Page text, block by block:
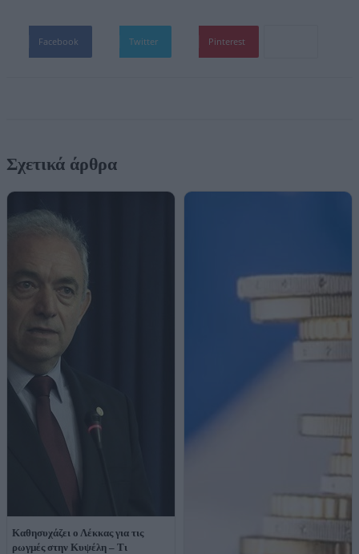
Facebook Twitter Pinterest
Σχετικά άρθρα
Καθησυχάζει ο Λέκκας για τις
ρωγμές στην Κυψέλη – Τι